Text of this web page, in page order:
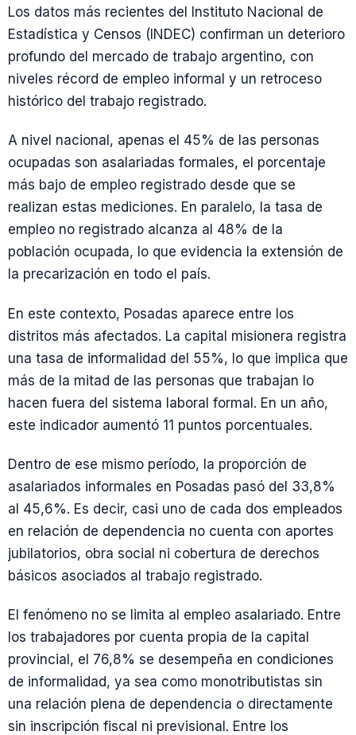
Los datos más recientes del Instituto Nacional de
Estadística y Censos (INDEC) confirman un deterioro
profundo del mercado de trabajo argentino, con
niveles récord de empleo informal y un retroceso
histórico del trabajo registrado.
A nivel nacional, apenas el 45% de las personas
ocupadas son asalariadas formales, el porcentaje
más bajo de empleo registrado desde que se
realizan estas mediciones. En paralelo, la tasa de
empleo no registrado alcanza al 48% de la
población ocupada, lo que evidencia la extensión de
la precarización en todo el país.
En este contexto, Posadas aparece entre los
distritos más afectados. La capital misionera registra
una tasa de informalidad del 55%, lo que implica que
más de la mitad de las personas que trabajan lo
hacen fuera del sistema laboral formal. En un año,
este indicador aumentó 11 puntos porcentuales.
Dentro de ese mismo período, la proporción de
asalariados informales en Posadas pasó del 33,8%
al 45,6%. Es decir, casi uno de cada dos empleados
en relación de dependencia no cuenta con aportes
jubilatorios, obra social ni cobertura de derechos
básicos asociados al trabajo registrado.
El fenómeno no se limita al empleo asalariado. Entre
los trabajadores por cuenta propia de la capital
provincial, el 76,8% se desempeña en condiciones
de informalidad, ya sea como monotributistas sin
una relación plena de dependencia o directamente
sin inscripción fiscal ni previsional. Entre los